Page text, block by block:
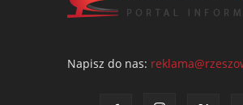
Napisz do nas: